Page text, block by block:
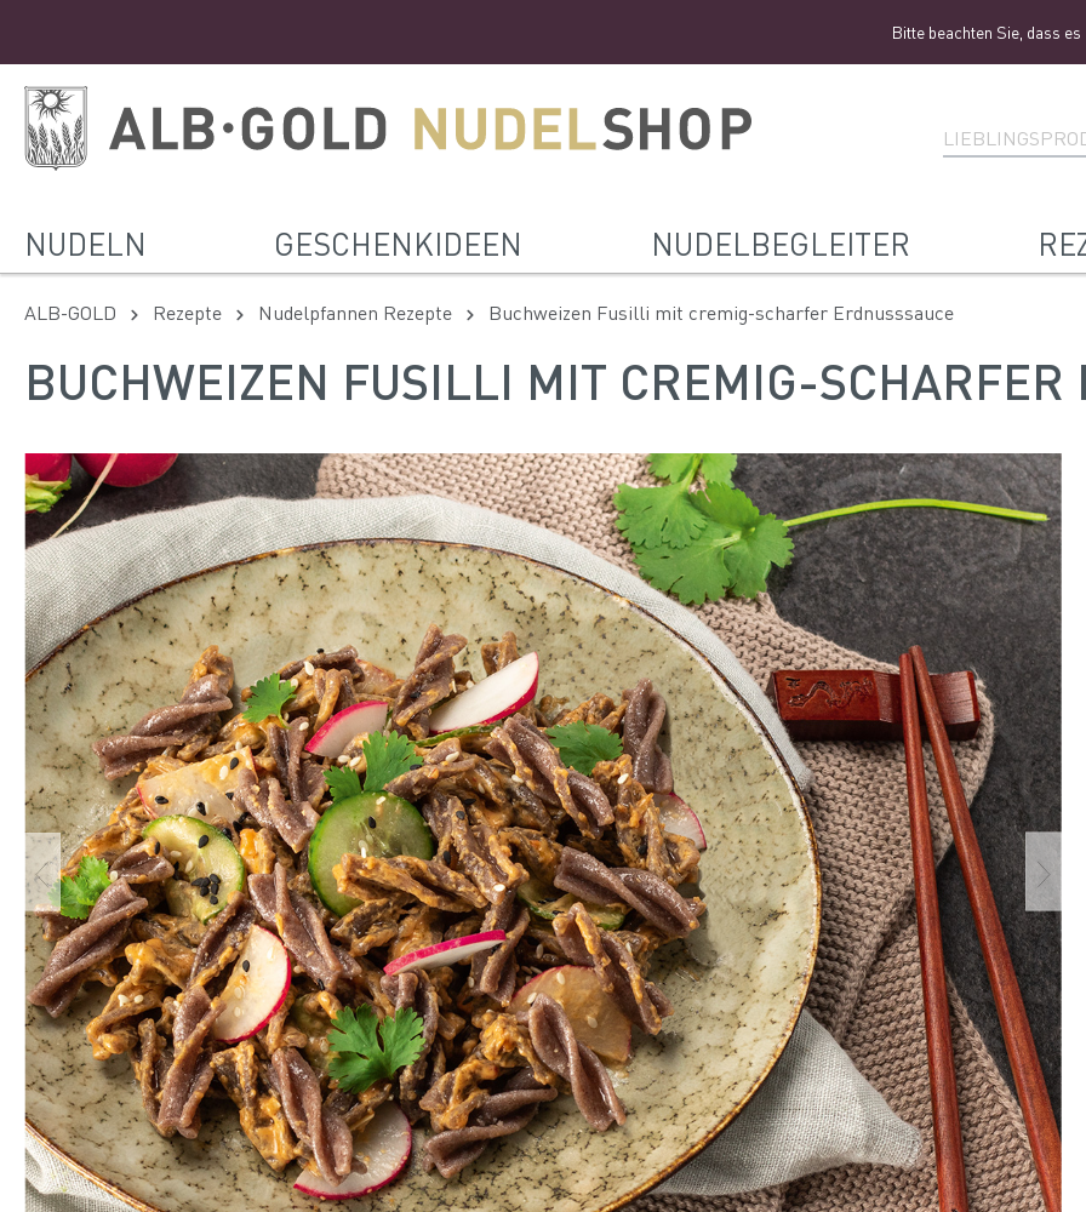
Bitte beachten Sie, dass es aktuell
NUDELN GESCHENKIDEEN NUDELBEGLEITER
ALB-GOLD Rezepte Nudelpfannen Rezepte Buchweizen Fusilli mit cremig-scharfer Erdnusssauce
BUCHWEIZEN FUSILLI MIT CREMIG-SCHARFER